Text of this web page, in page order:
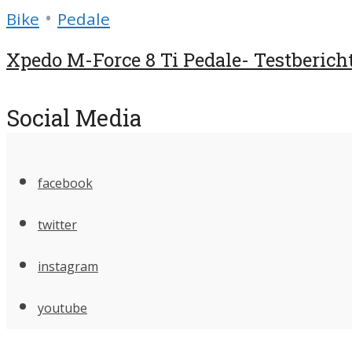
Bike • Pedale
Xpedo M-Force 8 Ti Pedale-
Social Media
facebook
twitter
instagram
youtube